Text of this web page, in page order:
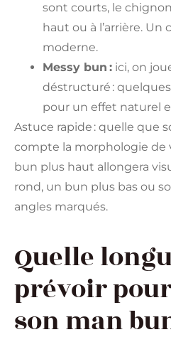
sont courts, le
haut ou à l’arrière. Un
moderne.
Messy bun : ici, on
déstructuré :
pour un effet naturel
Astuce rapide : quelle que
compte la morphologie de
bun plus haut allongera
rond, un bun plus bas ou
angles marqués.
Quelle
prévoir
son man